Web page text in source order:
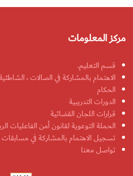
مركز المعلومات
قسم التعليم.
الاهتمام بالمشاركة في الصالات ،
الحكام
الدورات التدريبية
قرارات اللجان القضائية
الحملة التوعوية لقانون أمن الفاعليات
تسجيل الاهتمام بالمشاركة في مسابقات
تواصل معنا